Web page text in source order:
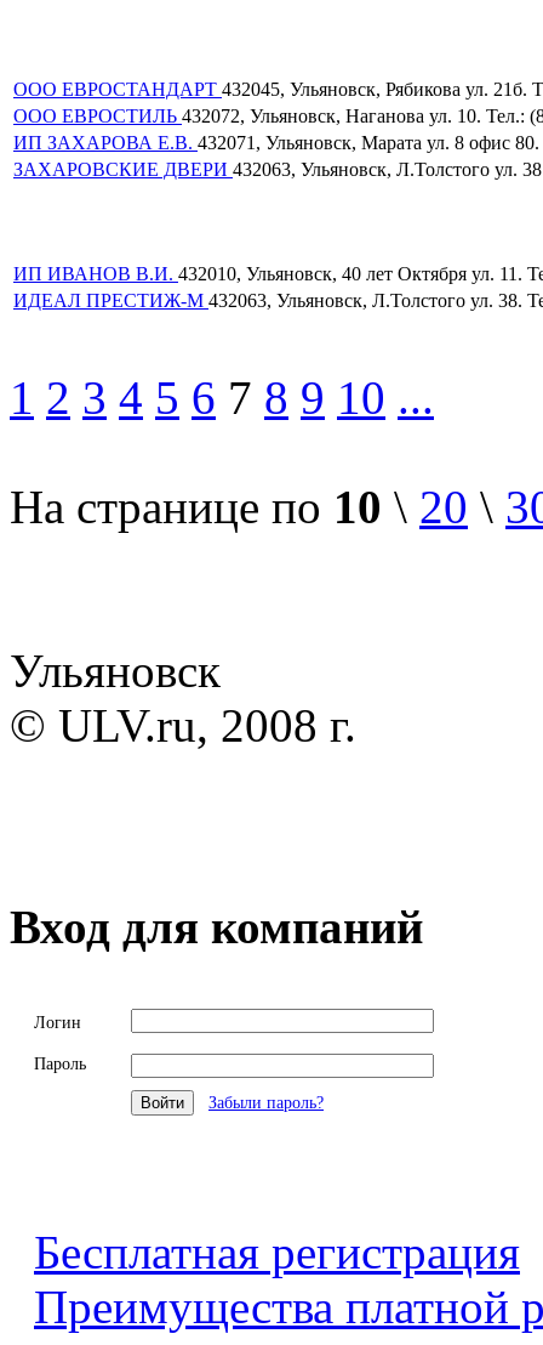
ООО ЕВРОСТАНДАРТ 432045, Ульяновск, Рябикова ул. 21б.
ООО ЕВРОСТИЛЬ 432072, Ульяновск, Наганова ул. 10. Тел.:
ИП ЗАХАРОВА Е.В. 432071, Ульяновск, Марата ул. 8 офис
ЗАХАРОВСКИЕ ДВЕРИ 432063, Ульяновск, Л.Толстого ул.
ИП ИВАНОВ В.И. 432010, Ульяновск, 40 лет Октября ул. 11.
ИДЕАЛ ПРЕСТИЖ-М 432063, Ульяновск, Л.Толстого ул. 38.
1 2 3 4 5 6 7 8 9 10 ...
На странице по 10 \ 20 \
Ульяновск
© ULV.ru, 2008 г.
Вход для компаний
Логин
Пароль
Забыли пароль?
Бесплатная регистрация
Преимущества платной